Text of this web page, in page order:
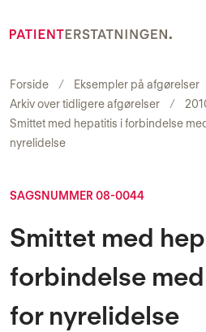
Forside
Eksempler på afgørelser
Arkiv over tidligere afgørelser
Smittet med hepatitis i forbindelse
nyrelidelse
SAGSNUMMER 08-0044
Smittet med
forbindelse
for nyrelidelse